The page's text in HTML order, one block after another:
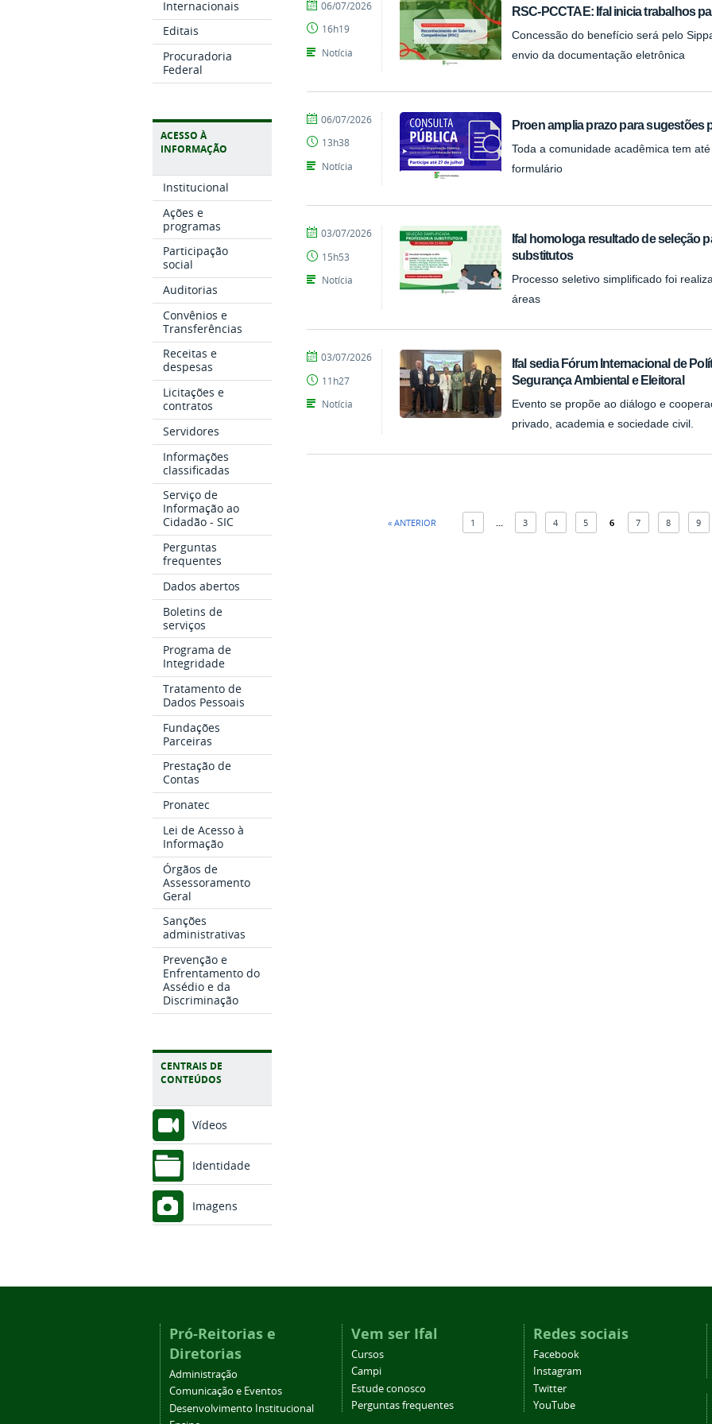
Internacionais
Editais
Procuradoria
Federal
ACESSO À
INFORMAÇÃO
Institucional
Ações e
programas
Participação
social
Auditorias
Convênios e
Transferências
Receitas e
despesas
Licitações e
contratos
Servidores
Informações
classificadas
Serviço de
Informação ao
Cidadão - SIC
Perguntas
frequentes
Dados abertos
Boletins de
serviços
Programa de
Integridade
Tratamento de
Dados Pessoais
Fundações
Parceiras
Prestação de
Contas
Pronatec
Lei de Acesso à
Informação
Órgãos de
Assessoramento
Geral
Sanções
administrativas
Prevenção e
Enfrentamento do
Assédio e da
Discriminação
CENTRAIS DE
CONTEÚDOS
Vídeos
Identidade
Imagens
RSC-PCCTAE: Ifal inicia trabalhos
Concessão do benefício será pelo
envio da documentação eletrônica
por
Rodrigues
publicado
06/07/2026
16h19
Notícia
Proen amplia prazo para sugestões
Toda a comunidade acadêmica tem
formulário
por
Pino
publicado
06/07/2026
13h38
Notícia
Ifal homologa resultado de seleção
substitutos
Processo seletivo simplificado foi
áreas
por
Rodrigues
publicado
03/07/2026
15h53
Notícia
Ifal sedia Fórum Internacional de
Segurança Ambiental e Eleitoral
Evento se propõe ao diálogo e
privado, academia e sociedade civil.
por
Thiara
Oliveira
publicado
03/07/2026
11h27
Notícia
« ANTERIOR 1 3 4 5 6 7 8 9
Pró-Reitorias e
Diretorias
Administração
Comunicação e Eventos
Desenvolvimento Institucional
Vem ser Ifal
Cursos
Campi
Estude conosco
Perguntas frequentes
Redes sociais
Facebook
Instagram
Twitter
YouTube